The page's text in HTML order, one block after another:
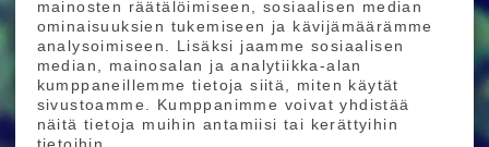
mainosten räätälöimiseen, sosiaalisen median
ominaisuuksien tukemiseen ja kävijämäärämme
analysoimiseen. Lisäksi jaamme sosiaalisen
median, mainosalan ja analytiikka-alan
kumppaneillemme tietoja siitä, miten käytät
sivustoamme. Kumppanimme voivat yhdistää
näitä tietoja muihin antamiisi tai kerättyihin
tietoihin.
Helsingissä
TILAA UUTISKIRJEEMME
Tilaamalla uutiskirjeemme saat uusimmat edut
suoraan sähköpostiisi.